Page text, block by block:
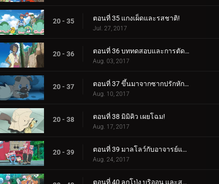
20 - 35 ตอนที่ 35 แกงเผ็ดและรสชาติ!
Jul. 27, 2017
20 - 36 ตอนที่ 36 บททดสอบและการตัดสินใจ!
Aug. 03, 2017
20 - 37 ตอนที่ 37 ขึ้นมาจากซากปรักหักพัง!
Aug. 10, 2017
20 - 38 ตอนที่ 38 มิมิคิว เผยโฉม!
Aug. 17, 2017
20 - 39 ตอนที่ 39 มาลโลว์กับอาจารย์แห่งป่า!
Aug. 24, 2017
ตอนที่ 40 ลูกโป่ง บริออน และสงคราม!